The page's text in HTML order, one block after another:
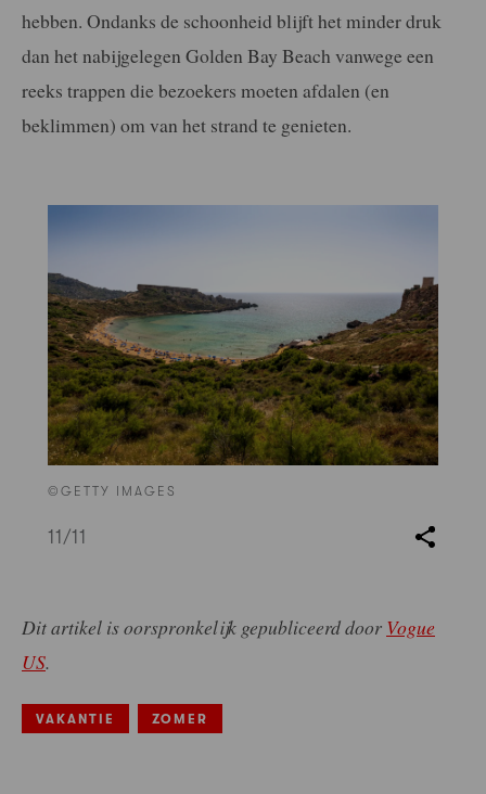
hebben. Ondanks de schoonheid blijft het minder druk
dan het nabijgelegen Golden Bay Beach vanwege een
reeks trappen die bezoekers moeten afdalen (en
beklimmen) om van het strand te genieten.
©GETTY IMAGES
11/11
Dit artikel is oorspronkelijk gepubliceerd door Vogue
US.
VAKANTIE ZOMER